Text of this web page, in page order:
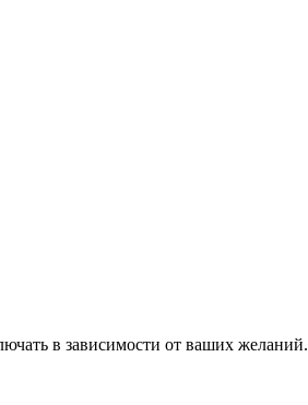
в зависимости от ваших желаний.